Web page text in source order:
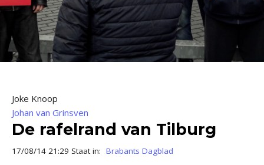
Joke Knoop
Johan van Grinsven
De rafelrand van Tilburg
17/08/14 21:29 Staat in: Brabants Dagblad